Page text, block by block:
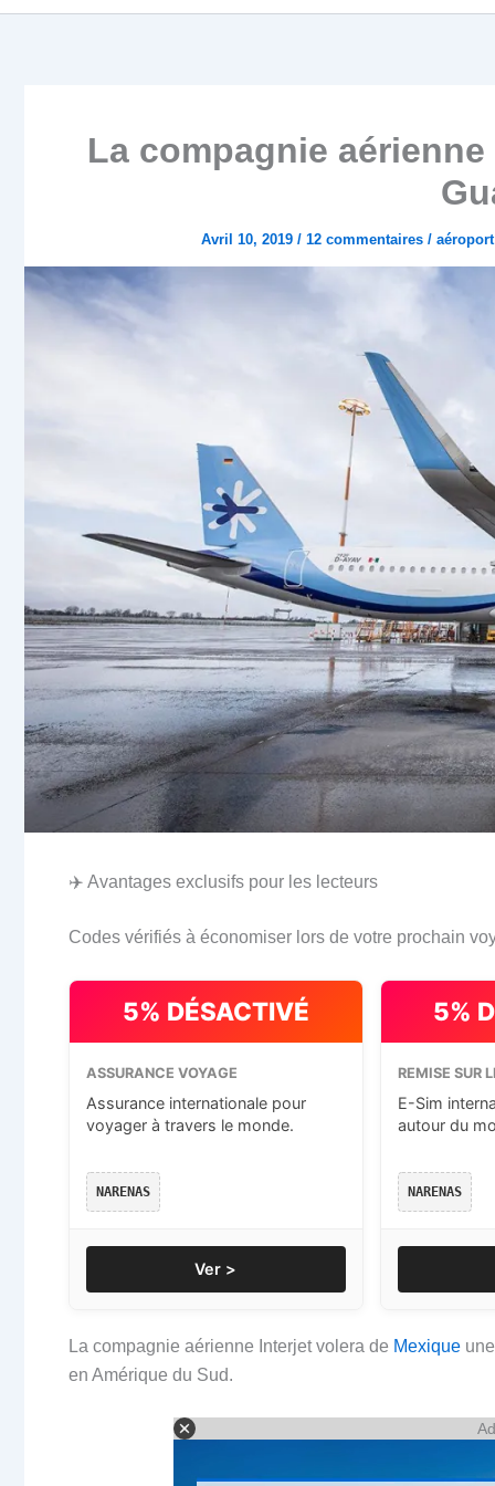
La compagnie
Avril 10, 2019 / 12 commentaires /
✈️ Avantages exclusifs pour les lecteurs
Codes vérifiés à économiser lors de votre prochain
5% DÉSACTIVÉ
ASSURANCE VOYAGE
Assurance internationale pour
voyager à travers le monde.
NARENAS
Ver >
5%
REMISE SUR
E-Sim
autour du
NARENAS
La compagnie aérienne Interjet volera de Mexique
en Amérique du Sud.